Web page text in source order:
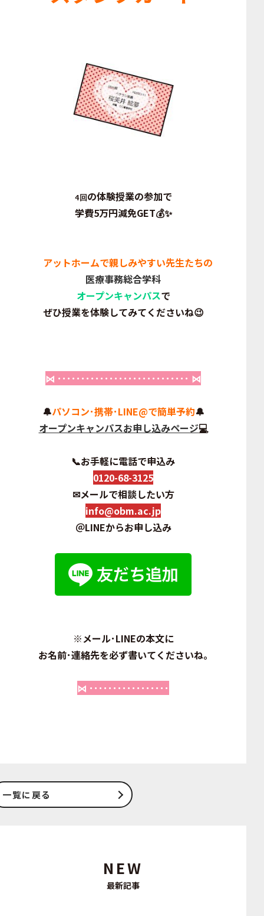
NEW
最新記事
4回 の体験授業の参加で
学費5万円減免GET💰✨
アットホームで親しみやすい先生たちの
医療事務総合学科
オープンキャンパスで
ぜひ授業を体験してみてくださいね😉
⋈ ････････････････････････････ ⋈
🔔パソコン･携帯･LINE@で簡単予約🔔
オープンキャンパスお申し込みページ💻
📞お手軽に電話で申込み
0120-68-3125
✉メールで相談したい方
info@obm.ac.jp
＠LINEからお申し込み
※メール･LINEの本文に
お名前･連絡先を必ず書いてくださいね｡
⋈ ･････････････････
一覧に戻る